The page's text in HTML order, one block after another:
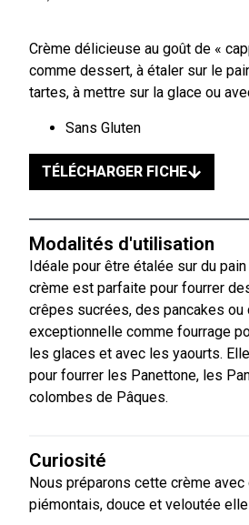
Crème délicieuse au goût de «
comme dessert, à étaler sur le
tartes, à mettre sur la glace ou
Sans Gluten
TÉLÉCHARGER FICHE
Modalités d'utilisation
Idéale pour être étalée sur du
crème est parfaite pour fourrer
crêpes sucrées, des pancakes ou
exceptionnelle comme fourrage
les glaces et avec les yaourts.
pour fourrer les Panettone, les
colombes de Pâques.
Curiosité
Nous préparons cette crème avec
piémontais, douce et veloutée